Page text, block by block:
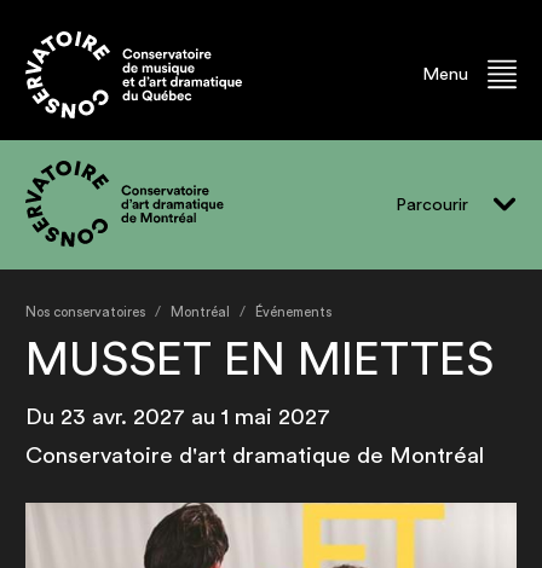
Menu
Parcourir
Programmes
Professeur.e.s
Nos conservatoires Montréal Événements
MUSSET EN MIETTES
Du 23 avr. 2027 au 1 mai 2027
Conservatoire d'art dramatique de Montréal